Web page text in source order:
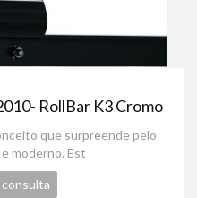
RollBar K3 Cromo
que surpreende pelo
moderno. Est
consulta